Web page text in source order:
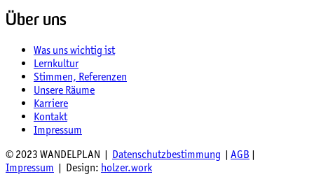
Über uns
Was uns wichtig ist
Lernkultur
Stimmen, Referenzen
Unsere Räume
Karriere
Kontakt
Impressum
© 2023 WANDELPLAN | Datenschutzbestimmung | AGB |
Impressum | Design: holzer.work